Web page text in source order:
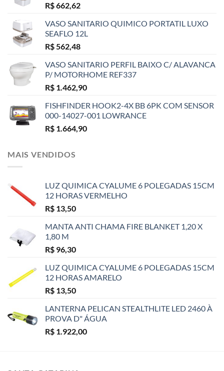
R$662,62
VASO SANITARIO QUIMICO PORTATIL LUXO
SEAFLO 12L
R$562,48
VASO SANITARIO PERFIL BAIXO C/ ALAVANCA
P/ MOTORHOME REF337
R$ 1.462,90
FISHFINDER HOOK2-4X BB 6PK COM SENSOR
000-14027-001 LOWRANCE
R$ 1.664,90
MAIS VENDIDOS
LUZ QUIMICA CYALUME 6 POLEGADAS 15CM
12 HORAS VERMELHO
R$ 13,50
MANTA ANTI CHAMA FIRE BLANKET 1,20 X
1,80 M
R$ 96,30
LUZ QUIMICA CYALUME 6 POLEGADAS 15CM
12 HORAS AMARELO
R$ 13,50
LANTERNA PELICAN STEALTHLITE LED 2460 À
PROVA D" ÁGUA
R$ 1.922,00